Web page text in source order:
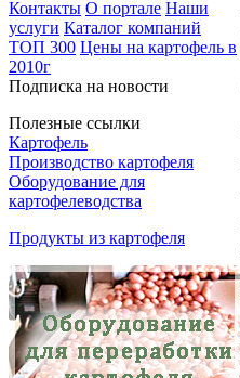
Контакты О портале Наши
услуги Каталог компаний
ТОП 300 Цены на картофель в
2010г
Подписка на новости
Полезные ссылки
Картофель
Производство картофеля
Оборудование для
картофелеводства
Продукты из картофеля